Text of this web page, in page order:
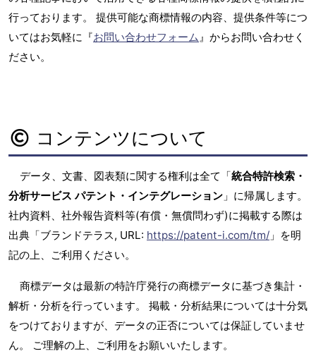
行っております。 提供可能な商標情報の内容、提供条件等につ
いてはお気軽に『お問い合わせフォーム』からお問い合わせく
ださい。
コンテンツについて
データ、文書、図表類に関する権利は全て「統合特許検索・
分析サービス パテント・インテグレーション 」に帰属します。
社内資料、社外報告資料等(有償・無償問わず)に掲載する際は
出典「ブランドテラス, URL: https://patent-i.com/tm/ 」を明
記の上、ご利用ください。
商標データは最新の特許庁発行の商標データに基づき集計・
解析・分析を行っています。 掲載・分析結果については十分気
をつけておりますが、データの正否については保証していませ
ん。 ご理解の上、ご利用をお願いいたします。